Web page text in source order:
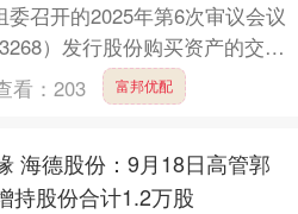
召开的2025年第6次审议会议
）发行股份购买资产的交易
求。 据松发股份此前披....
看： 203 富邦优配
海德股份：9月18日高管郭
持股份合计1.2万股